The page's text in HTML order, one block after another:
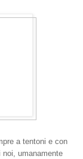
a tentoni e con
noi, umanamente